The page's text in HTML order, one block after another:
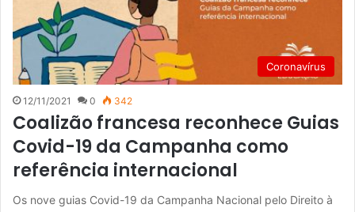
Coronavírus
12/11/2021 0 342
Coalizão francesa reconhece Guias
Covid-19 da Campanha como
referência internacional
Os nove guias Covid-19 da Campanha Nacional pelo Direito à